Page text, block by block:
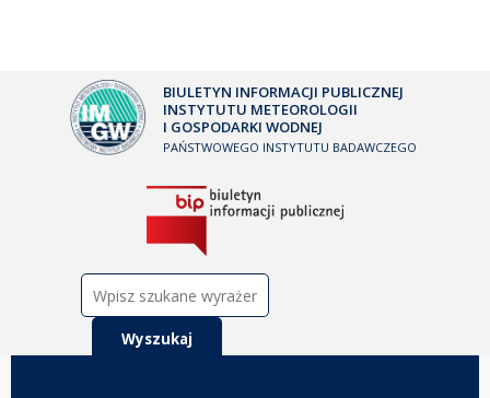
BIULETYN INFORMACJI PUBLICZNEJ
INSTYTUTU METEOROLOGII
I GOSPODARKI WODNEJ
PAŃSTWOWEGO INSTYTUTU BADAWCZEGO